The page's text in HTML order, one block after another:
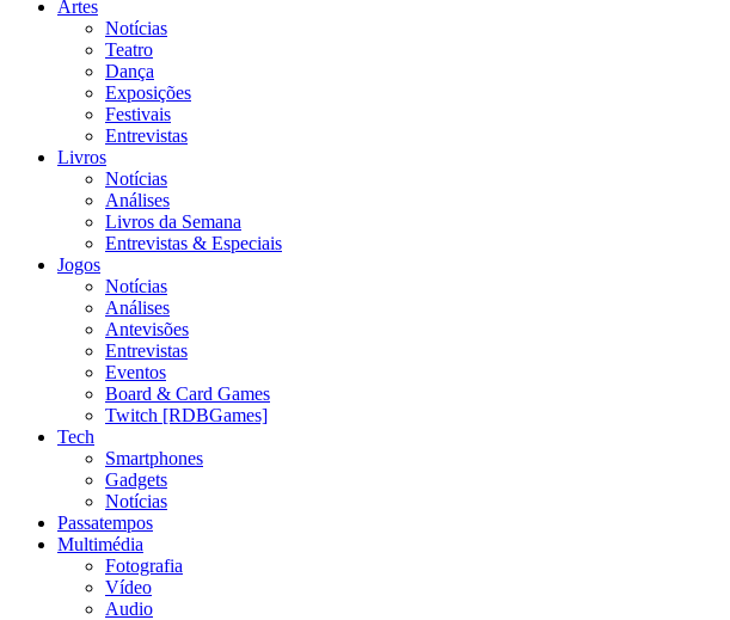
Artes
Notícias
Teatro
Dança
Exposições
Festivais
Entrevistas
Livros
Notícias
Análises
Livros da Semana
Entrevistas & Especiais
Jogos
Notícias
Análises
Antevisões
Entrevistas
Eventos
Board & Card Games
Twitch [RDBGames]
Tech
Smartphones
Gadgets
Notícias
Passatempos
Multimédia
Fotografia
Vídeo
Audio